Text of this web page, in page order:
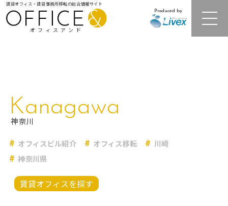
オフィスアンド
賃貸オフィス・賃貸事務所移転の総合情報サイト
Produced by
居抜きオフィス・セットアップオフィス
レンタルオフィス
オフィス相場情報・再開発情報
Kanagawa
神奈川
オフィスビル紹介 オフィス移転
川崎
神奈川県
賃貸オフィスを探す